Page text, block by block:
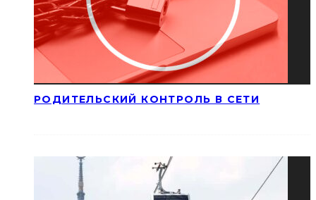
РОДИТЕЛЬСКИЙ КОНТРОЛЬ В СЕТИ